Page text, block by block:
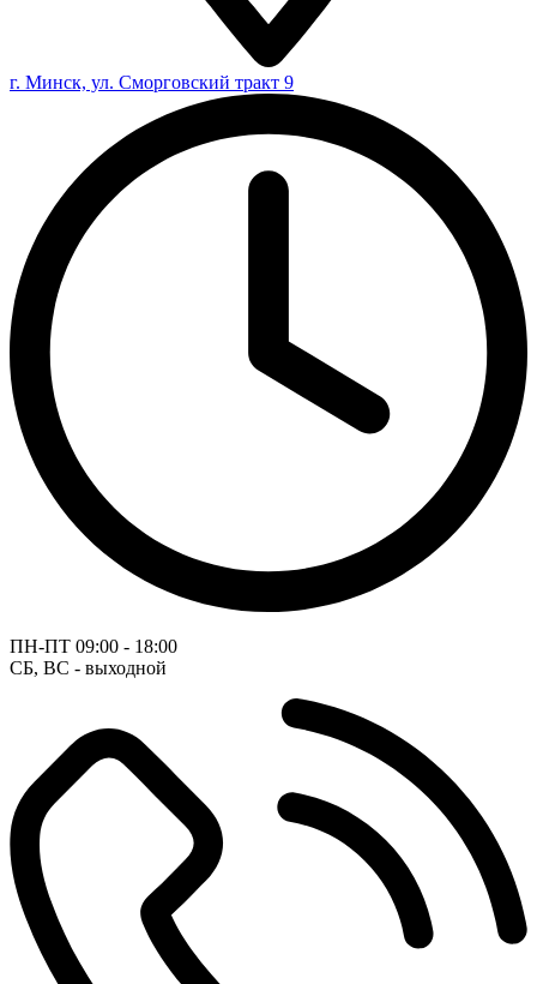
г. Минск, ул. Сморговский тракт 9
ПН-ПТ 09:00 - 18:00
СБ, ВС - выходной